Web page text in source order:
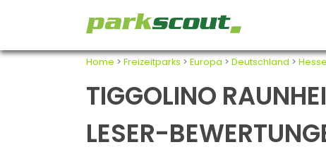
Home > Freizeitparks > Europa > Deutschland >
TIGGOLINO
LESER-